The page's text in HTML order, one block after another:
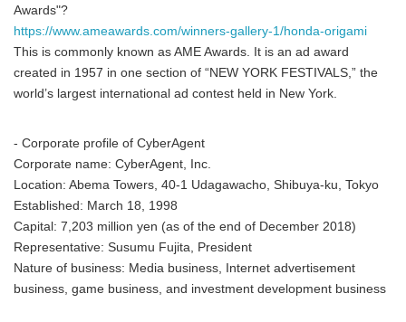
Awards"?
https://www.ameawards.com/winners-gallery-1/honda-origami
This is commonly known as AME Awards. It is an ad award
created in 1957 in one section of “NEW YORK FESTIVALS,” the
world’s largest international ad contest held in New York.
- Corporate profile of CyberAgent
Corporate name: CyberAgent, Inc.
Location: Abema Towers, 40-1 Udagawacho, Shibuya-ku, Tokyo
Established: March 18, 1998
Capital: 7,203 million yen (as of the end of December 2018)
Representative: Susumu Fujita, President
Nature of business: Media business, Internet advertisement
business, game business, and investment development business